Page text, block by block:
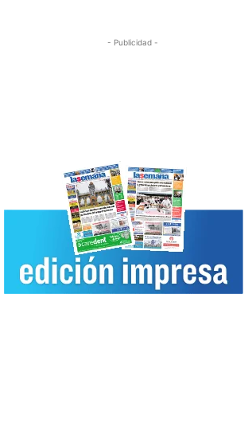
- Publicidad -